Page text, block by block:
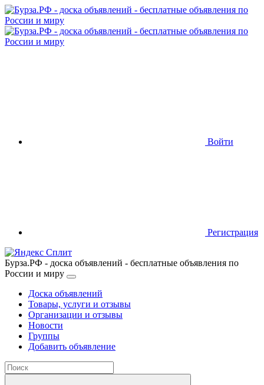
Войти
Регистрация
Бурза.РФ - доска объявлений - бесплатные объявления по
России и миру
Доска объявлений
Товары, услуги и отзывы
Организации и отзывы
Новости
Группы
Добавить объявление